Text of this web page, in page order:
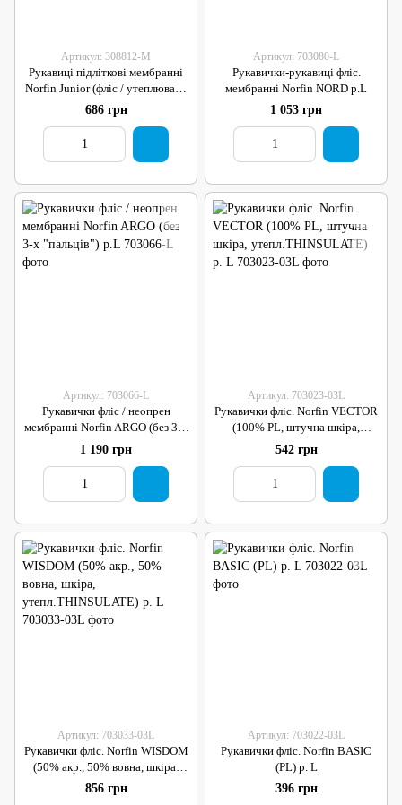
Артикул: 308812-M
Рукавиці підліткові мембранні
Norfin Junior (фліс / утеплювач /
PL) р.M
686 грн
Артикул: 703080-L
Рукавички-рукавиці фліс.
мембранні Norfin NORD р.L
1 053 грн
Артикул: 703066-L
Рукавички фліс / неопрен
мембранні Norfin ARGO (без 3-х
"пальців") р.L
1 190 грн
Артикул: 703023-03L
Рукавички фліс. Norfin VECTOR
(100% PL, штучна шкіра,
утепл.THINSULATE) р. L
542 грн
Артикул: 703033-03L
Рукавички фліс. Norfin WISDOM
(50% акр., 50% вовна, шкіра,
утепл.THINSULATE) р. L
856 грн
Артикул: 703022-03L
Рукавички фліс. Norfin BASIC
(PL) р. L
396 грн